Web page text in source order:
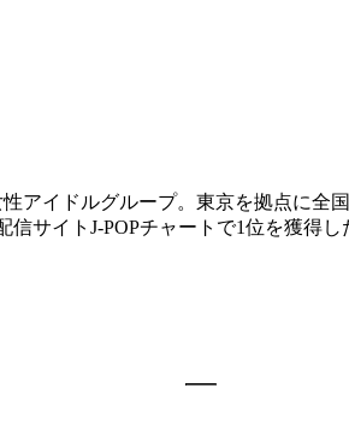
アイドルグループ。東京を拠点に
サイトJ-POPチャートで1位を獲得